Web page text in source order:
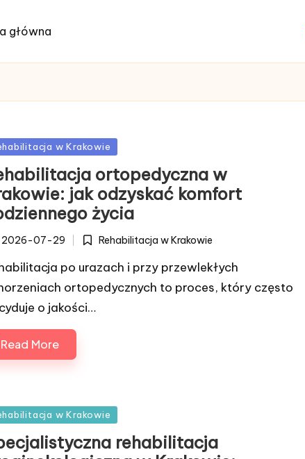
główna
w Krakowie
ortopedyczna w
jak odzyskać komfort
życia
2026-07-29
PostedRehabilitacja w Krakowie
po urazach i przy przewlekłych
ortopedycznych to proces, który często
o jakości…
Read More
w Krakowie
rehabilitacja